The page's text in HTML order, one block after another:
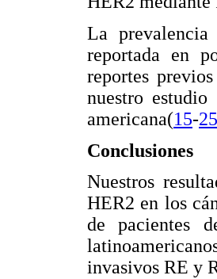
La
reportada en
reportes
nuestro
americana(15-25
Conclusiones
Nuestros
HER2 en los
de pacientes
invasivos RE y